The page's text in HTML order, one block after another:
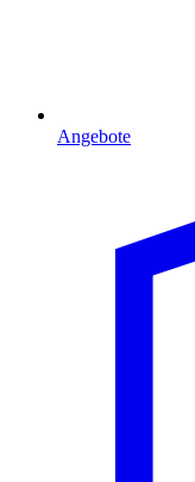
Angebote